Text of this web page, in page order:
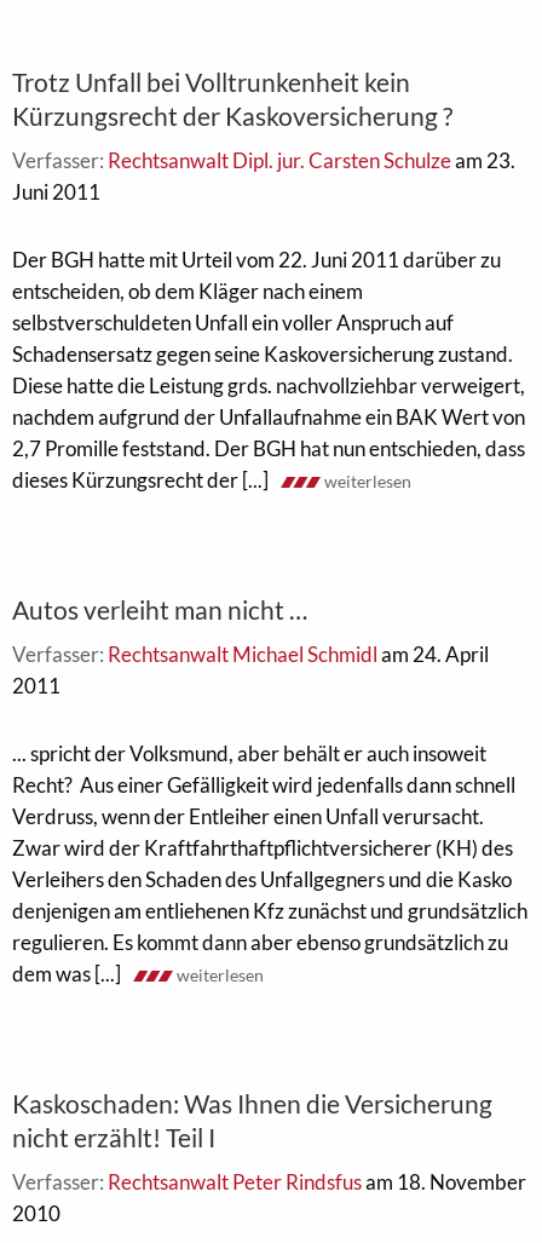
Trotz Unfall bei Volltrunkenheit kein
Kürzungsrecht der Kaskoversicherung ?
Verfasser: Rechtsanwalt Dipl. jur. Carsten Schulzeam 23.
Juni 2011
Der BGH hatte mit Urteil vom 22. Juni 2011 darüber zu
entscheiden, ob dem Kläger nach einem
selbstverschuldeten Unfall ein voller Anspruch auf
Schadensersatz gegen seine Kaskoversicherung zustand.
Diese hatte die Leistung grds. nachvollziehbar verweigert,
nachdem aufgrund der Unfallaufnahme ein BAK Wert von
2,7 Promille feststand. Der BGH hat nun entschieden, dass
dieses Kürzungsrecht der [...]
weiterlesen
Autos verleiht man nicht …
Verfasser: Rechtsanwalt Michael Schmidlam 24. April
2011
... spricht der Volksmund, aber behält er auch insoweit
Recht? Aus einer Gefälligkeit wird jedenfalls dann schnell
Verdruss, wenn der Entleiher einen Unfall verursacht.
Zwar wird der Kraftfahrthaftpflichtversicherer (KH) des
Verleihers den Schaden des Unfallgegners und die Kasko
denjenigen am entliehenen Kfz zunächst und grundsätzlich
regulieren. Es kommt dann aber ebenso grundsätzlich zu
dem was [...]
weiterlesen
Kaskoschaden: Was Ihnen die Versicherung
nicht erzählt! Teil I
Verfasser: Rechtsanwalt Peter Rindsfusam 18. November
2010